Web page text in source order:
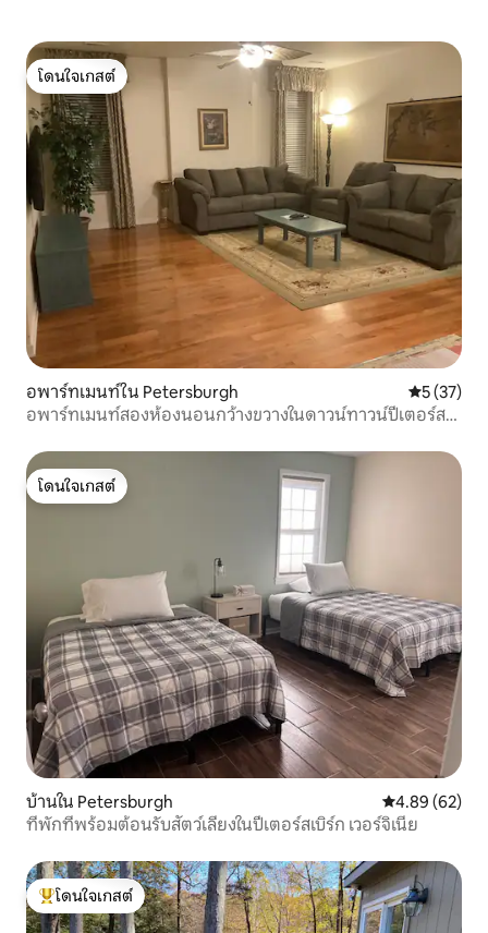
โดนใจเกสต์
โดนใจเกสต์
อพาร์ทเมนท์ใน Petersburgh คะแนนเฉลี่
5 (37)
อพาร์ทเมนท์สองห้องนอนกว้างขวางในดาวน์ทาวน์ปีเตอร์ส
โดนใจเกสต์
โดนใจเกสต์
บ้านใน Petersburgh คะแนนเฉลี่ย
4.89 (62)
ที่พักที่พร้อมต้อนรับสัตว์เลี้ยงในปีเตอร์สเบิร์ก เวอร์จิเนีย
โดนใจเกสต์ที่สุด
โดนใจเกสต์